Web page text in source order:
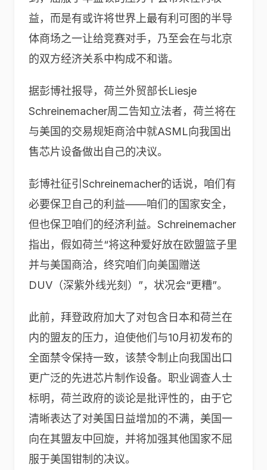
益，而是有或许将世界上最有利可图的半导
体商场之一让给竞赛对手，乃至会在与北京
的双方经济关系中构成不和谐。
据彭博社报导，荷兰外贸部长Liesje
Schreinemacher周二告知立法者，荷兰将在
与美国的交易规矩商洽中就ASML向我国出
售芯片设备做出自己的决议。
彭博社征引Schreinemacher的话说，咱们有
必要保卫自己的利益——咱们的国家安全，
但也保卫咱们的经济利益。Schreinemacher
指出，假如荷兰“将这种爱好放在欧盟篮子里
并与美国商洽，终究咱们向美国赠送
DUV（深紫外线光刻）”，状况会“更糟”。
此前，拜登政府加大了对包含日本和荷兰在
内的盟友的压力，迫使他们与10月初发布的
全面禁令保持一致，该禁令制止向我国出口
更广泛的先进芯片制作设备。职业调查人士
标明，荷兰政府的谈论是批评性的，由于它
清晰表达了对美国日益增加的不满，美国一
向在其盟友中回旋，并将加强其他国家不屈
服于美国钳制的决议。